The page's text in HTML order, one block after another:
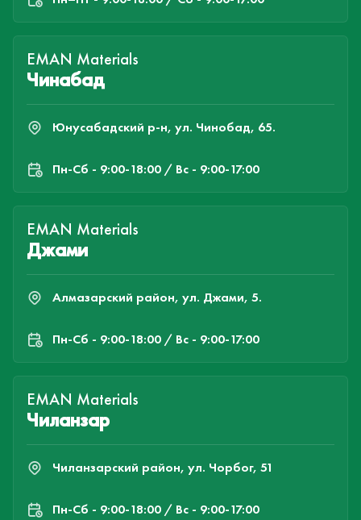
EMAN Materials
Чинабад
Юнусабадский р-н, ул. Чинобад, 65.
Пн-Cб - 9:00-18:00 / Вс - 9:00-17:00
EMAN Materials
Джами
Алмазарский район, ул. Джами, 5.
Пн-Cб - 9:00-18:00 / Вс - 9:00-17:00
EMAN Materials
Чиланзар
Чиланзарский район, ул. Чорбог, 51
Пн-Cб - 9:00-18:00 / Вс - 9:00-17:00